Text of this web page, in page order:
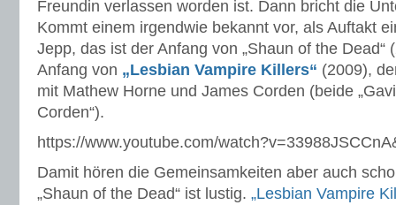
Freundin verlassen worden ist. Dann bricht die
Kommt einem irgendwie bekannt vor, als Auftakt
Jepp, das ist der Anfang von „Shaun of the Dead“
Anfang von „Lesbian Vampire Killers“ (2009),
mit Mathew Horne und James Corden (beide
Corden“).
https://www.youtube.com/
Damit hören die Gemeinsamkeiten aber auch
„Shaun of the Dead“ ist lustig. „Lesbian Vampire